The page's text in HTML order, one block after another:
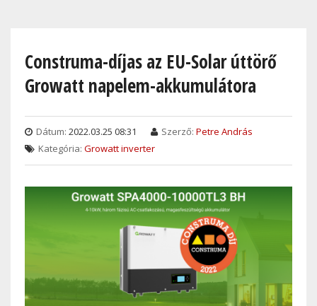
contentConstruma-díjas az EU-Solar úttörő
Growatt napelem-akkumulátora
Dátum: 2022.03.25 08:31 Szerző: Petre András
Kategória: Growatt inverter